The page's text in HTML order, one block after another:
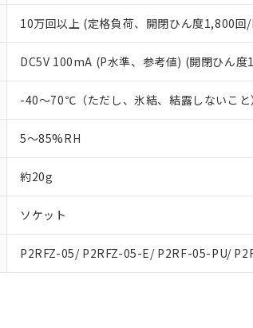
10万回以上 (定格負荷、開閉ひん度1,800回
DC5V 100mA (P水準、参考値) (開閉ひん
-40～70℃（ただし、氷結、結露しないこと
5～85%RH
約20g
ソケット
P2RFZ-05/ P2RFZ-05-E/ P2RF-05-PU/